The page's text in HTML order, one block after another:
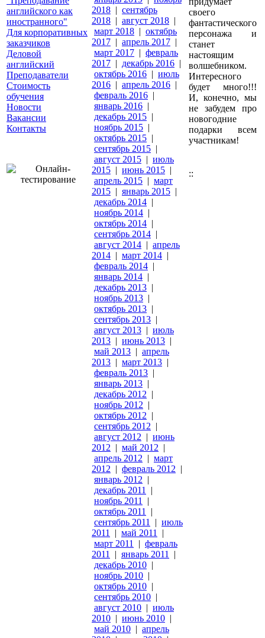
английского как
иностранного"
Для корпоративных
заказчиков
Деловой
английский
Преподаватели
Стоимость
обучения
Новости
Вакансии
Контакты
2018 | сентябрь
2018 | август 2018 |
март 2018 | октябрь
2017 | апрель 2017 |
март 2017 | февраль
2017 | декабрь 2016 |
октябрь 2016 | июль
2016 | апрель 2016 |
февраль 2016 |
январь 2016 |
декабрь 2015 |
ноябрь 2015 |
октябрь 2015 |
сентябрь 2015 |
август 2015 | июль
2015 | июнь 2015 |
апрель 2015 | март
2015 | январь 2015 |
декабрь 2014 |
ноябрь 2014 |
октябрь 2014 |
сентябрь 2014 |
август 2014 | апрель
2014 | март 2014 |
февраль 2014 |
январь 2014 |
декабрь 2013 |
ноябрь 2013 |
октябрь 2013 |
сентябрь 2013 |
август 2013 | июль
2013 | июнь 2013 |
май 2013 | апрель
2013 | март 2013 |
февраль 2013 |
январь 2013 |
декабрь 2012 |
ноябрь 2012 |
октябрь 2012 |
сентябрь 2012 |
август 2012 | июнь
2012 | май 2012 |
апрель 2012 | март
2012 | февраль 2012 |
январь 2012 |
декабрь 2011
|
ноябрь 2011
|
октябрь 2011
|
сентябрь 2011
| июль
2011
| май 2011
|
март 2011
| февраль
2011
| январь 2011
|
декабрь 2010 |
ноябрь 2010 |
октябрь 2010 |
сентябрь 2010 |
август 2010 | июль
2010 | июнь 2010 |
май 2010 | апрель
своего
фантастического
персонажа и
станет
настоящим
волшебником.
Интересного
будет много!!!
И, конечно, мы
не забудем про
новогодние
подарки всем
участникам!
::